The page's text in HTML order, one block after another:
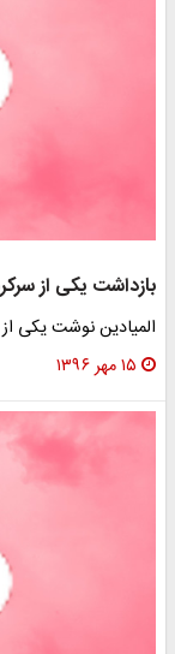
بازداشت یکی از
المیادین نوشت یکی
۱۵ مهر ۱۳۹۶